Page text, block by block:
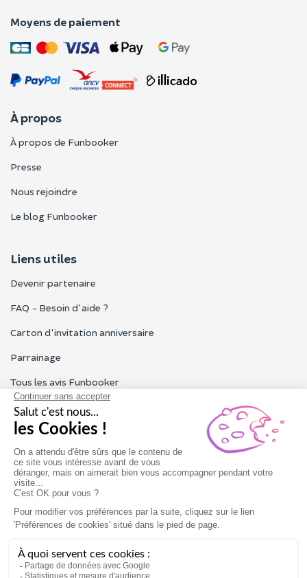
Moyens de paiement
À propos
À propos de Funbooker
Presse
Nous rejoindre
Le blog Funbooker
Liens utiles
Devenir partenaire
FAQ - Besoin d'aide ?
Carton d'invitation anniversaire
Parrainage
Tous les avis Funbooker
Particuliers, entreprises, professionnels
Notre service client est ouvert du lundi au vendredi de 9h à 18h
Nous contacter
Conditions générales